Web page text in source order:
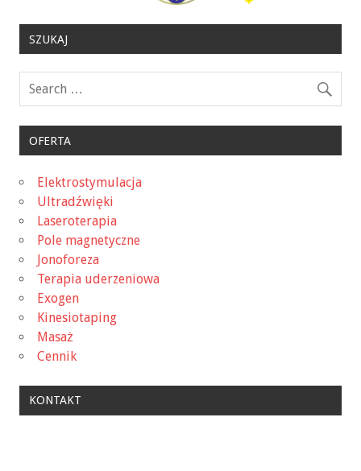
SZUKAJ
OFERTA
Elektrostymulacja
Ultradźwięki
Laseroterapia
Pole magnetyczne
Jonoforeza
Terapia uderzeniowa
Exogen
Kinesiotaping
Masaż
Cennik
KONTAKT